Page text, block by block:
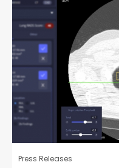
Press Releases